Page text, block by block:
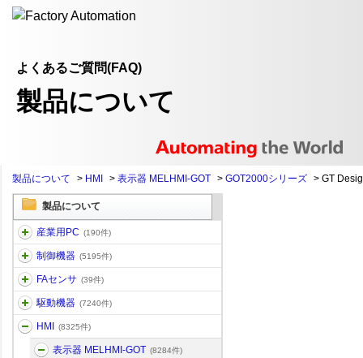
よくあるご質問(FAQ)
製品について
製品について > HMI > 表示器 MELHMI-GOT > GOT2000シリーズ > GT
製品について
産業用PC (190件)
制御機器 (5195件)
FAセンサ (39件)
駆動機器 (7240件)
HMI (8325件)
表示器 MELHMI-GOT (8284件)